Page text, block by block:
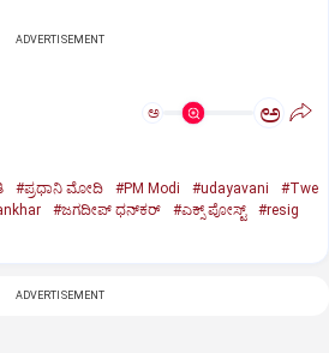
ADVERTISEMENT
ಅ ಅ
#ಪ್ರಧಾನಿ ಮೋದಿ #PM Modi #udayavani
#Twe
#ಜಗದೀಪ್‌ ಧನ್‌ಕರ್‌ #ಎಕ್ಸ್‌ ಪೋಸ್ಟ್
#resig
ADVERTISEMENT